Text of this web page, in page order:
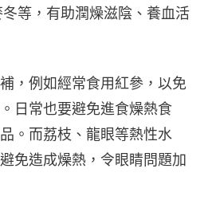
等，有助潤燥滋陰、養血活
，例如經常食用紅參，以免
日常也要避免進食燥熱食
。而荔枝、龍眼等熱性水
免造成燥熱，令眼睛問題加